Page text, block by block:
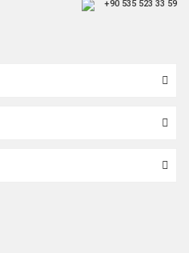
+90 535 523 33 59